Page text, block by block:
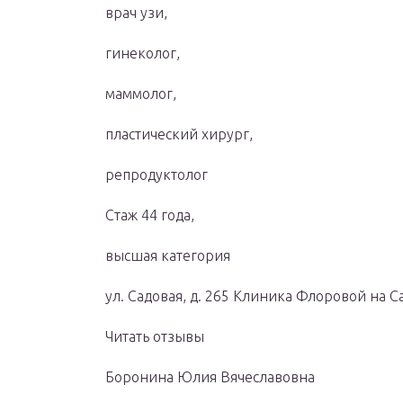
врач узи,
гинеколог,
маммолог,
пластический хирург,
репродуктолог
Стаж 44 года,
высшая категория
ул. Садовая, д. 265 Клиника Флоровой на
Читать отзывы
Боронина Юлия Вячеславовна